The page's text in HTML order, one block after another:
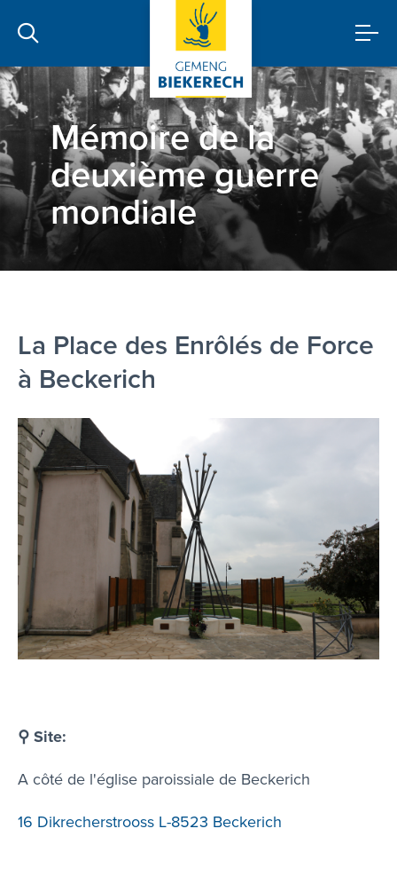
Mémoire de la
deuxième guerre
mondiale
La Place des Enrôlés de Force
à Beckerich
⚲ Site:
A côté de l'église paroissiale de Beckerich
16 Dikrecherstrooss L-8523 Beckerich